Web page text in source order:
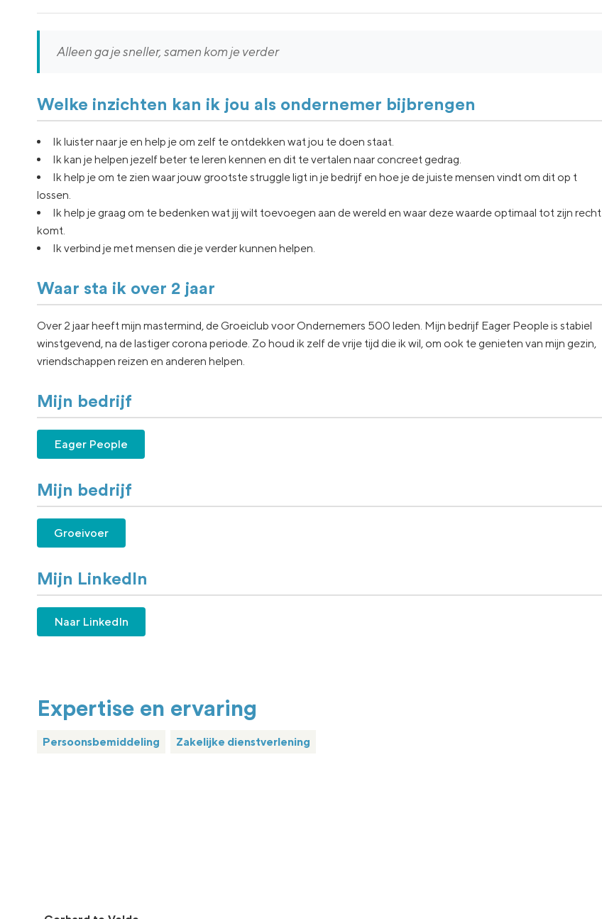
Alleen ga je sneller, samen kom je verder
Welke inzichten kan ik jou als ondernemer bijbrengen
Ik luister naar je en help je om zelf te ontdekken wat jou te doen staat.
Ik kan je helpen jezelf beter te leren kennen en dit te vertalen naar concreet gedrag.
Ik help je om te zien waar jouw grootste struggle ligt in je bedrijf en hoe je de juiste mensen vindt om dit op t
lossen.
Ik help je graag om te bedenken wat jij wilt toevoegen aan de wereld en waar deze waarde optimaal tot zijn recht
komt.
Ik verbind je met mensen die je verder kunnen helpen.
Waar sta ik over 2 jaar
Over 2 jaar heeft mijn mastermind, de Groeiclub voor Ondernemers 500 leden. Mijn bedrijf Eager People is stabiel
winstgevend, na de lastiger corona periode. Zo houd ik zelf de vrije tijd die ik wil, om ook te genieten van mijn gezin,
vriendschappen reizen en anderen helpen.
Mijn bedrijf
Eager People
Mijn bedrijf
Groeivoer
Mijn LinkedIn
Naar LinkedIn
Expertise en ervaring
Persoonsbemiddeling Zakelijke dienstverlening